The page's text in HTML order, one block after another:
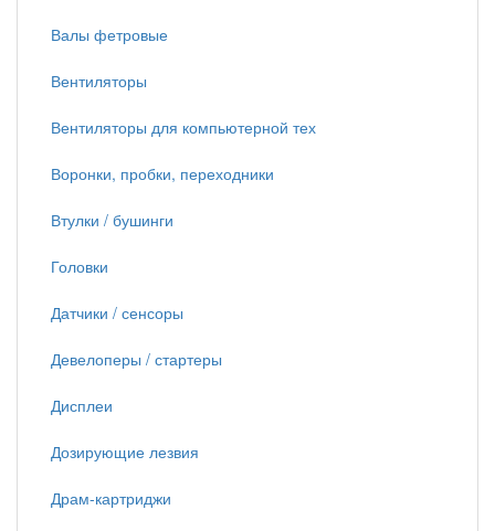
Валы фетровые
Вентиляторы
Вентиляторы для компьютерной тех
Воронки, пробки, переходники
Втулки / бушинги
Головки
Датчики / сенсоры
Девелоперы / стартеры
Дисплеи
Дозирующие лезвия
Драм-картриджи